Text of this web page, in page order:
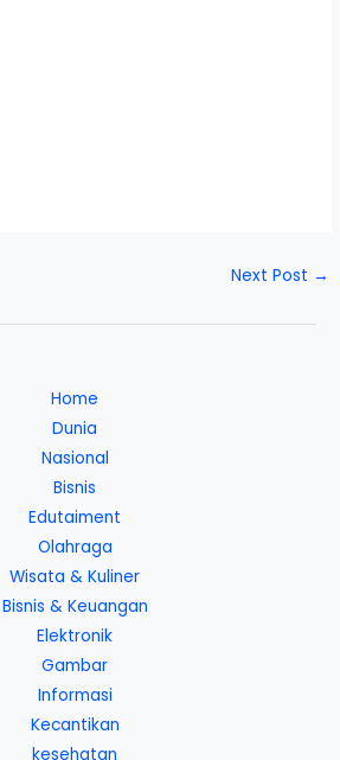
Next Post →
Home
Dunia
Nasional
Bisnis
Edutaiment
Olahraga
Wisata & Kuliner
Bisnis & Keuangan
Elektronik
Gambar
Informasi
Kecantikan
kesehatan